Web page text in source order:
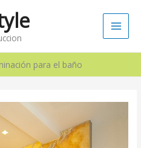
Main
para el baño